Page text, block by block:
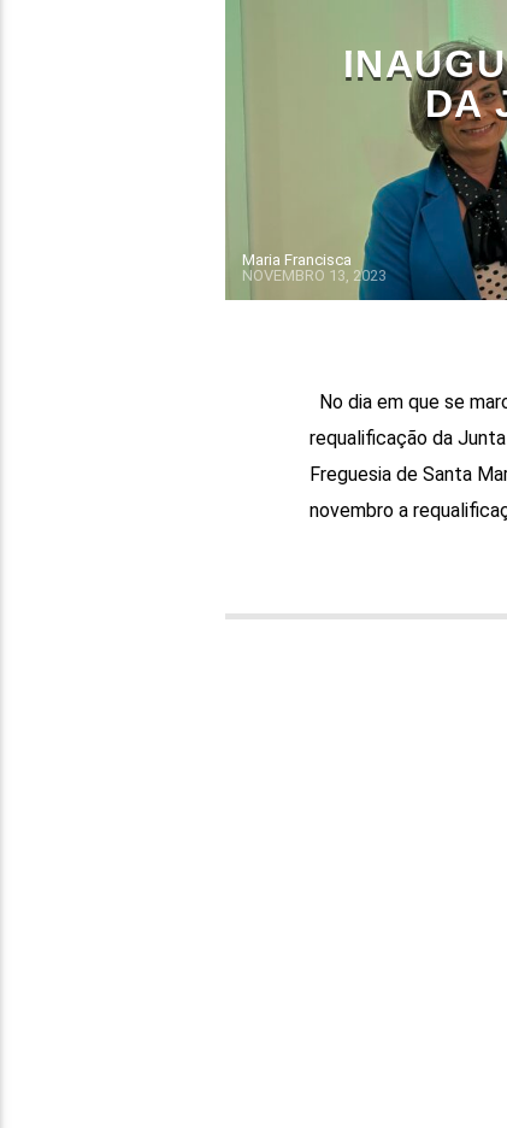
DA
Maria Francisca
NOVEMBRO 13, 2023
No dia em que se
requalificação da
Freguesia de Santa
novembro a